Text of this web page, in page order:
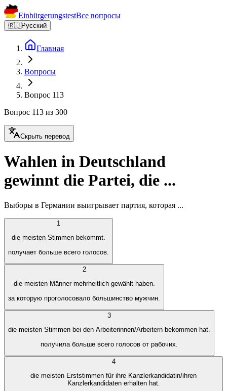
EinbürgerungstestВсе вопросы
🇷🇺Русский
Главная
Вопросы
Вопрос 113
Вопрос 113 из 300
Скрыть перевод
Wahlen in Deutschland
gewinnt die Partei, die ...
Выборы в Германии выигрывает партия, которая ...
1
die meisten Stimmen bekommt.
получает больше всего голосов.
2
die meisten Männer mehrheitlich gewählt haben.
за которую проголосовало большинство мужчин.
3
die meisten Stimmen bei den Arbeiterinnen/Arbeitern bekommen hat.
получила больше всего голосов от рабочих.
4
die meisten Erststimmen für ihre Kanzlerkandidatin/ihren
Kanzlerkandidaten erhalten hat.